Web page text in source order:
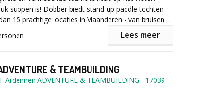
aanvraagformulier in!
suppen is! Dobber biedt stand-up paddle tochten
15 prachtige locaties in Vlaanderen - van bruisende
tot rustig dobberen in de natuur.
locker om je spullen op te bergen. Jullie
water op te stappen.
Lees meer
& TEAMBUILDING
Ardennen ADVENTURE & TEAMBUILDING - 17039